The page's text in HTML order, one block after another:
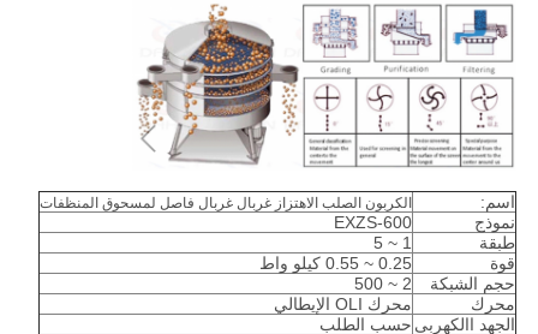
اسم: الكربون الصلب الاهتزاز غربال غربال فاصل لمسحوق المنظفات
نموذج
EXZS-600
طبقة
1 ~ 5
قوة
0.25 ~ 0.55 كيلو واط
حجم الشبكة
2 ~ 500
محرك
محرك OLI الإيطالي
الجهد االكهربى حسب الطلب